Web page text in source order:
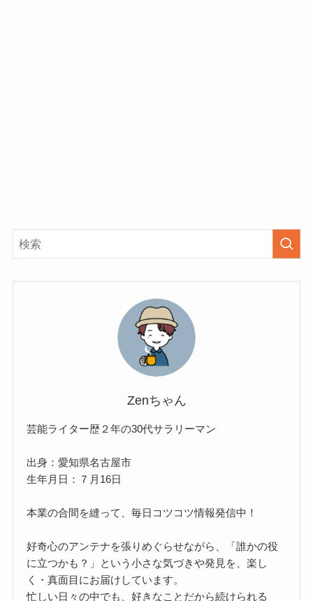
Zenちゃん
芸能ライター歴２年の30代サラリーマン
出身：愛知県名古屋市
生年月日：７月16日
本業の合間を縫って、毎日コツコツ情報発信中！
好奇心のアンテナを張りめぐらせながら、「誰かの役
に立つかも？」という小さな気づきや発見を、楽し
く・真面目にお届けしています。
忙しい日々の中でも、好きなことだから続けられる